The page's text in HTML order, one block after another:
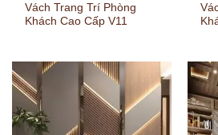
Vách Trang Trí Phòng
Khách Cao Cấp V11